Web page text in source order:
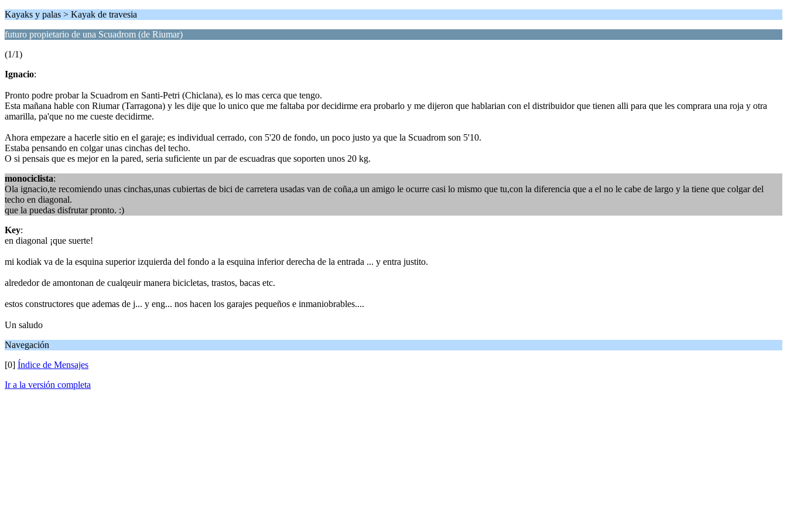
Kayaks y palas > Kayak de travesia
futuro propietario de una Scuadrom (de Riumar)
(1/1)
Ignacio:
Pronto podre probar la Scuadrom en Santi-Petri (Chiclana), es lo mas cerca que tengo.
Esta mañana hable con Riumar (Tarragona) y les dije que lo unico que me faltaba por decidirme era probarlo y me dijeron que hablarian con el distribuidor que tienen alli para que les comprara una roja y otra
amarilla, pa'que no me cueste decidirme.
Ahora empezare a hacerle sitio en el garaje; es individual cerrado, con 5'20 de fondo, un poco justo ya que la Scuadrom son 5'10.
Estaba pensando en colgar unas cinchas del techo.
O si pensais que es mejor en la pared, seria suficiente un par de escuadras que soporten unos 20 kg.
monociclista:
Ola ignacio,te recomiendo unas cinchas,unas cubiertas de bici de carretera usadas van de coña,a un amigo le ocurre casi lo mismo que tu,con la diferencia que a el no le cabe de largo y la tiene que colgar del
techo en diagonal.
que la puedas disfrutar pronto. :)
Key:
en diagonal ¡que suerte!
mi kodiak va de la esquina superior izquierda del fondo a la esquina inferior derecha de la entrada ... y entra justito.
alrededor de amontonan de cualqeuir manera bicicletas, trastos, bacas etc.
estos constructores que ademas de j... y eng... nos hacen los garajes pequeños e inmaniobrables....
Un saludo
Navegación
[0] Índice de Mensajes
Ir a la versión completa